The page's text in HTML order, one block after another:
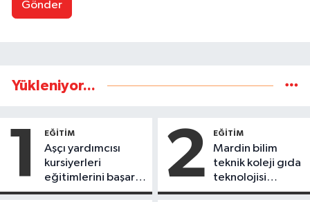
Gönder
Yükleniyor...
1 EĞİTİM
Aşçı yardımcısı
kursiyerleri
eğitimlerini başarı
ile tamamladı
2 EĞİTİM
Mardin bilim
teknik koleji gıda
teknolojisi
öğrencileri